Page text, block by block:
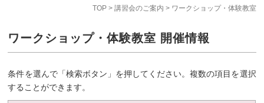
TOP> 講習会のご案内 > ワークショップ・体験教室
ワークショップ・体験教室 開催情報
条件を選んで「検索ボタン」を押してください。複数の項目を選択
することができます。